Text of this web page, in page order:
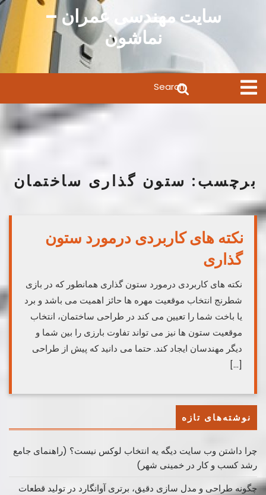
سایت مهندسی عمران –
نماشون
Open
Menu
for:
برچسب: ستون گذاری ساختمان
نکته های کاربردی درمورد ستون
گذاری
نکته های کاربردی درمورد ستون گذاری همانطور که در بازی
شطرنج انتخاب موقعیت مهره ها حائز اهمیت می باشد و برد
یا باخت شما را تعیین می کند در طراحی ساختمان، انتخاب
موقعیت ستون ها نیز می تواند تفاوت بارزی را بین شما و
دیگر مهندسان ایجاد کند. حتما می دانید که پیش از طراحی
[…]
نوشته‌های تازه
چرا داشتن وب سایت دیگه یه انتخاب لوکس نیست؟ (راهنمای جامع
رشد کسب ‌و کار در خمینی ‌شهر)
چگونه طراحی و مدل سازی دقیق، برتری آوانگارد در تولید قطعات